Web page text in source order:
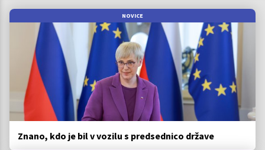
NOVICE
Znano, kdo je bil v vozilu s predsednico države